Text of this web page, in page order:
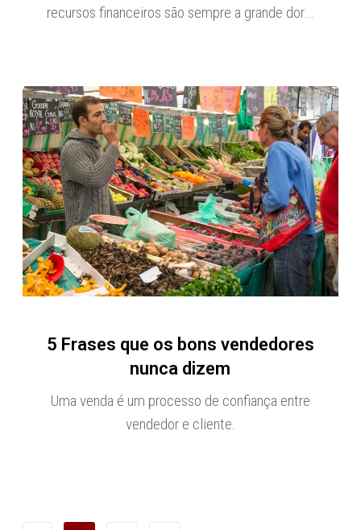
recursos financeiros são sempre a grande dor…
5 Frases que os bons vendedores
nunca dizem
Uma venda é um processo de confiança entre
vendedor e cliente.